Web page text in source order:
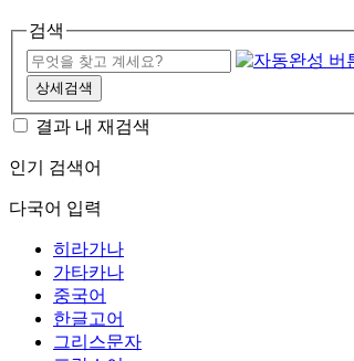
검색
상세검색
결과 내 재검색
인기 검색어
다국어 입력
히라가나
가타카나
중국어
한글고어
그리스문자